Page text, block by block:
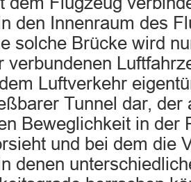
den Innenraum des
solche Brücke wird
verbundenen
Luftverkehr
Tunnel dar, der
Beweglichkeit in der
und bei dem die
denen